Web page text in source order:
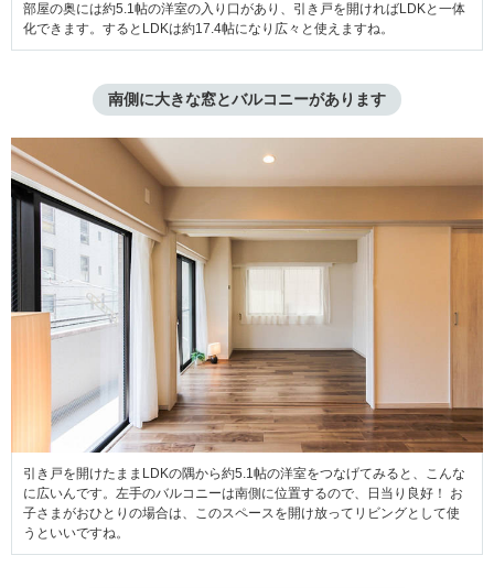
部屋の奥には約5.1帖の洋室の入り口があり、引き戸を開ければLDKと一体
化できます。するとLDKは約17.4帖になり広々と使えますね。
南側に大きな窓とバルコニーがあります
引き戸を開けたままLDKの隅から約5.1帖の洋室をつなげてみると、こんな
に広いんです。左手のバルコニーは南側に位置するので、日当り良好！ お
子さまがおひとりの場合は、このスペースを開け放ってリビングとして使
うといいですね。